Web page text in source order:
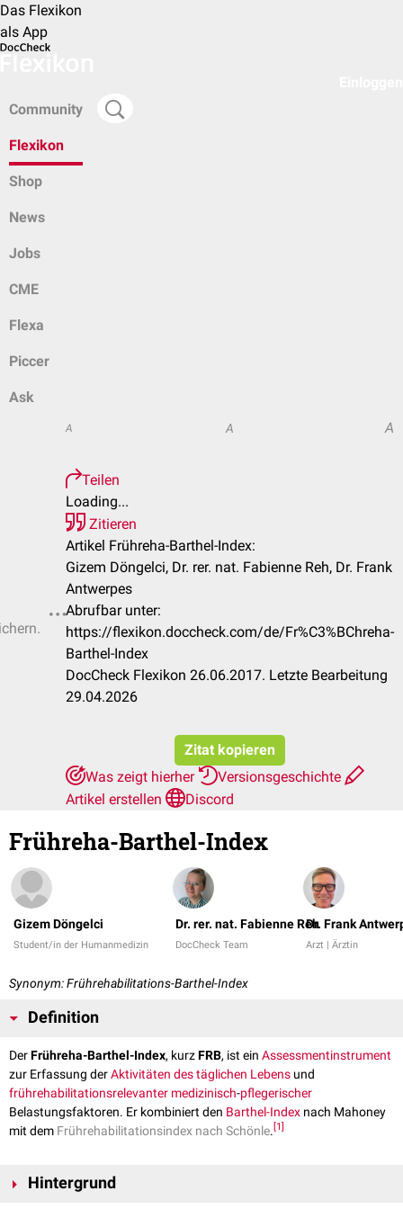
Das Flexikon
als App
Community
Flexikon
Shop
News
Jobs
CME
Flexa
Piccer
Ask
A A A
Teilen
Loading...
Zitieren
Artikel Frühreha-Barthel-Index:
Gizem Döngelci, Dr. rer. nat. Fabienne Reh, Dr. Frank
Antwerpes
Abrufbar unter:
https://flexikon.doccheck.com/de/Fr%C3%BChreha-
Barthel-Index
DocCheck Flexikon 26.06.2017. Letzte Bearbeitung
29.04.2026
Zitat kopieren
Was zeigt hierher
Versionsgeschichte
Artikel erstellen
Discord
Frühreha-Barthel-Index
Gizem Döngelci
Student/in der Humanmedizin
Dr. rer. nat. Fabienne Reh
DocCheck Team
Dr. Frank
Arzt | Ärztin
Synonym: Frührehabilitations-Barthel-Index
Definition
DerFrühreha-Barthel-Index, kurzFRB, ist ein Assessmentinstrument
zur Erfassung derAktivitäten des täglichen Lebens und
frührehabilitationsrelevanter medizinisch-pflegerischer
Belastungsfaktoren. Er kombiniert den Barthel-Index nach Mahoney
mit dem Frührehabilitationsindex nach Schönle. 1
Hintergrund